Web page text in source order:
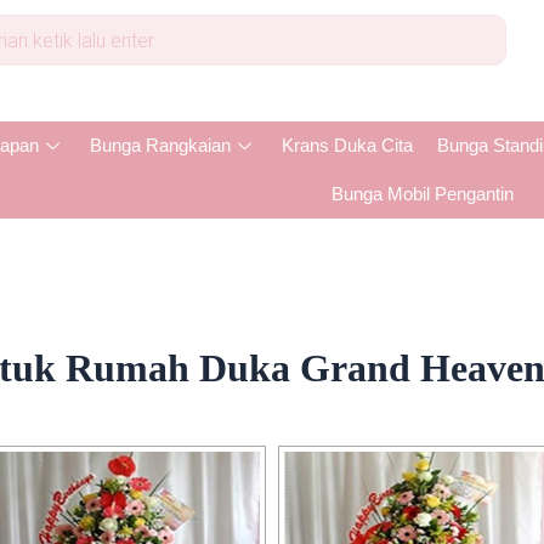
Bunga Rangkaian Krans Duka Cita Bunga
Bunga Mobil Pengantin
Rumah Duka Grand